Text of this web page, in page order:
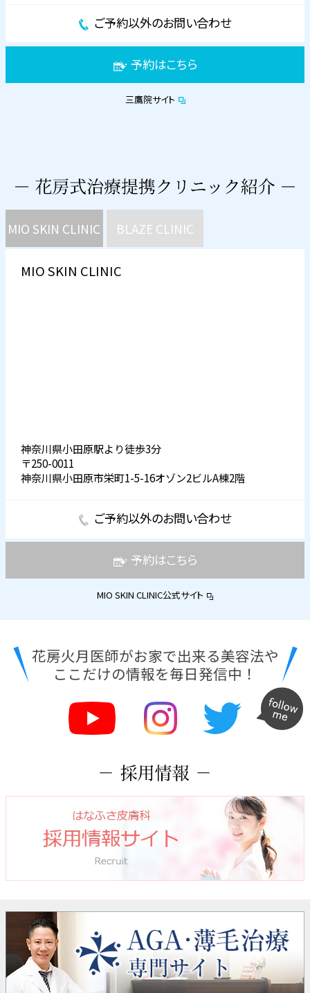
ご予約以外のお問い合わせ
予約はこちら
三鷹院サイト
MIO SKIN CLINIC BLAZE CLINIC
MIO SKIN CLINIC
神奈川県小田原駅より徒歩3分
〒250-0011
神奈川県小田原市栄町1-5-16オゾン2ビルA棟2階
ご予約以外のお問い合わせ
予約はこちら
MIO SKIN CLINIC公式サイト
花房火月医師がお家で出来る美容法や
ここだけの情報を毎日発信中！